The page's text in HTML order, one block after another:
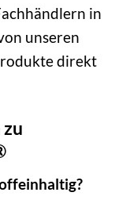
in
unseren
direkt